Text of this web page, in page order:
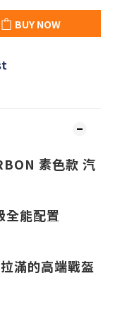
BUY NOW
素色款 汽
能配置
滿的高端戰盔